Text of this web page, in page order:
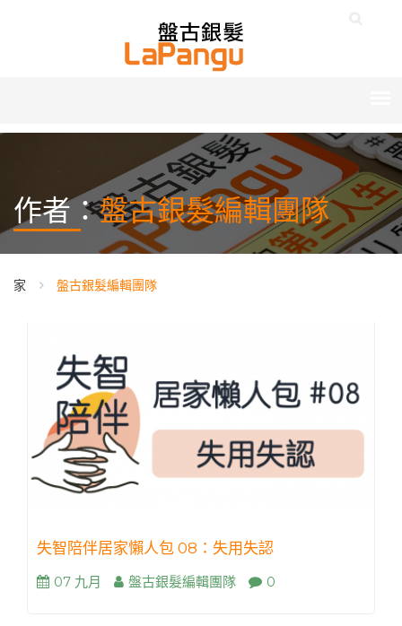
作者：盤古銀髮編輯團隊
家 盤古銀髮編輯團隊
失智陪伴居家懶人包 08：失用失認
07 九月 盤古銀髮編輯團隊 0